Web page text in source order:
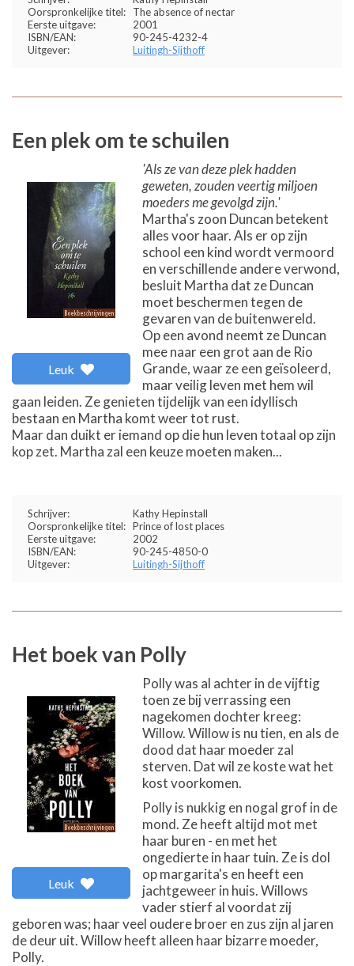
Oorspronkelijke titel:
The absence of nectar
Eerste uitgave:
2001
ISBN/EAN:
90-245-4232-4
Uitgever:
Luitingh-Sijthoff
Een plek om te schuilen
Leuk
'Als ze van deze plek hadden
geweten, zouden veertig miljoen
moeders me gevolgd zijn.'
Martha's zoon Duncan betekent
alles voor haar. Als er op zijn
school een kind wordt vermoord
en verschillende andere verwond,
besluit Martha dat ze Duncan
moet beschermen tegen de
gevaren van de buitenwereld.
Op een avond neemt ze Duncan
mee naar een grot aan de Rio
Grande, waar ze een geïsoleerd,
maar veilig leven met hem wil
gaan leiden. Ze genieten tijdelijk van een idyllisch
bestaan en Martha komt weer tot rust.
Maar dan duikt er iemand op die hun leven totaal op zijn
kop zet. Martha zal een keuze moeten maken...
Schrijver:
Kathy Hepinstall
Oorspronkelijke titel: Prince of lost places
Eerste uitgave:
2002
ISBN/EAN:
90-245-4850-0
Uitgever:
Luitingh-Sijthoff
Het boek van Polly
Leuk
Polly was al achter in de vijftig
toen ze bij verrassing een
nagekomen dochter kreeg:
Willow. Willow is nu tien, en als de
dood dat haar moeder zal
sterven. Dat wil ze koste wat het
kost voorkomen.
Polly is nukkig en nogal grof in de
mond. Ze heeft altijd mot met
haar buren - en met het
ongedierte in haar tuin. Ze is dol
op margarita's en heeft een
jachtgeweer in huis. Willows
vader stierf al voordat zij
geboren was; haar veel oudere broer en zus zijn al jaren
de deur uit. Willow heeft alleen haar bizarre moeder,
Polly.